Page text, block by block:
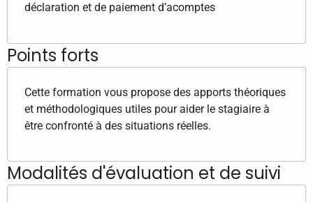
déclaration et de paiement d’acomptes
Points forts
Cette formation vous propose des apports théoriques
et méthodologiques utiles pour aider le stagiaire à
être confronté à des situations réelles.
Modalités d'évaluation et de suivi